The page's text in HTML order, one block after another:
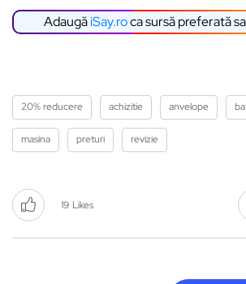
AdaugăiSay.roca sursă preferată
20% reducere achizitie anvelope
masina preturi revizie
19 Likes